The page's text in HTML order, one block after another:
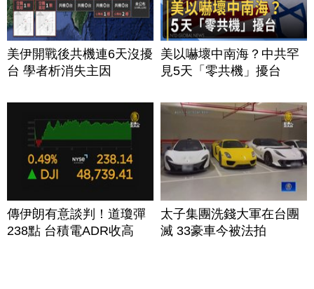
美伊開戰後共機連6天沒擾
台 學者析消失主因
美以嚇壞中南海？中共罕
見5天「零共機」擾台
傳伊朗有意談判！道瓊彈
238點 台積電ADR收高
太子集團洗錢大軍在台團
滅 33豪車今被法拍